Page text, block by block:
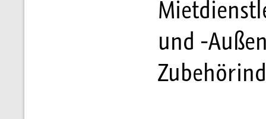
und -